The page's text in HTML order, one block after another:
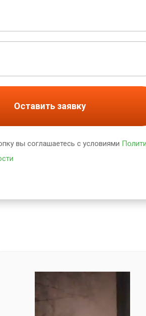
Оставить заявку
вы соглашаетесь с условиями